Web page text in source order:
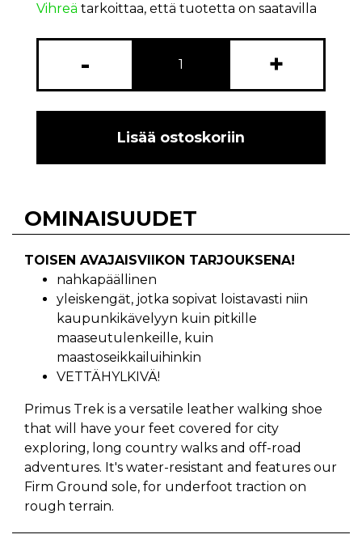
Vihreä tarkoittaa, että tuotetta on saatavilla
- +
Lisää ostoskoriin
OMINAISUUDET
TOISEN AVAJAISVIIKON TARJOUKSENA!
nahkapäällinen
yleiskengät, jotka sopivat loistavasti niin
kaupunkikävelyyn kuin pitkille
maaseutulenkeille, kuin
maastoseikkailuihinkin
VETTÄHYLKIVÄ!
Primus Trek is a versatile leather walking shoe
that will have your feet covered for city
exploring, long country walks and off-road
adventures. It's water-resistant and features our
Firm Ground sole, for underfoot traction on
rough terrain.